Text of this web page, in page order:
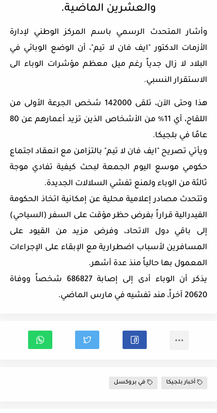
والعشرين الماضية.
وأشار المتحدث الرسمي باسم المركز الوطني لإدارة
الأزمات الدكتور "ايف فان لا تيم"، أن الوضع الوبائي في
البلاد لا زال جدياً رغم ميل معظم مؤشرات الوباء الى
الاستقرار النسبي.
هذا وحتى الآن، تلقى 142000 شخص الجرعة الأولى من
اللقاح، أي 11٪ من الأشخاص الذين تزيد أعمارهم عن 80
عامًا في بلجيكا.
ويأتي تصريح "ايف فان لا تيم" بالتزامن مع انعقاد اجتماع
حكومي موسع اليوم الجمعة لبحث كيفية تفادي موجة
ثالثة من الوباء ولمنع تفشي السلالات الجديدة.
وتتحدث مصادر إعلامية محلية عن إمكانية اتخاذ الحكومة
الفيدرالية قراراً بفرض حظر مؤقت على السفر (السياحي)
إلى باقي دول الاتحاد، وفرض مزيد من القيود على
المسافرين لأسباب اضطرارية مع الإبقاء على الإجراءات
المعمول بها حالياً منذ عدة أشهر.
يذكر أن الوباء أدى إلى إصابة 686827 شخصاً ووفاة
20620 آخراً، مند تفشيه في مارس الماضي.
أخبار بلجيكا في بروكسل